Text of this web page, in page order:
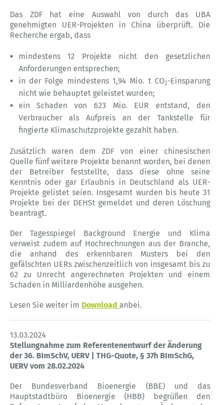
Das ZDF hat eine Auswahl von durch das UBA
genehmigten UER-Projekten in China überprüft. Die
Recherche ergab, dass
mindestens 12 Projekte nicht den gesetzlichen
Anforderungen entsprechen;
in der Folge mindestens 1,94 Mio. t CO2-Einsparung
nicht wie behauptet geleistet wurden;
ein Schaden von 623 Mio. EUR entstand, den
Verbraucher als Aufpreis an der Tankstelle für
fingierte Klimaschutzprojekte gezahlt haben.
Zusätzlich waren dem ZDF von einer chinesischen
Quelle fünf weitere Projekte benannt worden, bei denen
der Betreiber feststellte, dass diese ohne seine
Kenntnis oder gar Erlaubnis in Deutschland als UER-
Projekte gelistet seien. Insgesamt wurden bis heute 31
Projekte bei der DEHSt gemeldet und deren Löschung
beantragt.
Der Tagesspiegel Background Energie und Klima
verweist zudem auf Hochrechnungen aus der Branche,
die anhand des erkennbaren Musters bei den
gefälschten UERs zwischenzeitlich von insgesamt bis zu
62 zu Unrecht angerechneten Projekten und einem
Schaden in Milliardenhöhe ausgehen.
Lesen Sie weiter im Download anbei.
13.03.2024
Stellungnahme zum Referentenentwurf der Änderung
der 36. BImSchV, UERV | THG-Quote, § 37h BImSchG,
UERV vom 28.02.2024
Der Bundesverband Bioenergie (BBE) und das
Hauptstadtbüro Bioenergie (HBB) begrüßen den